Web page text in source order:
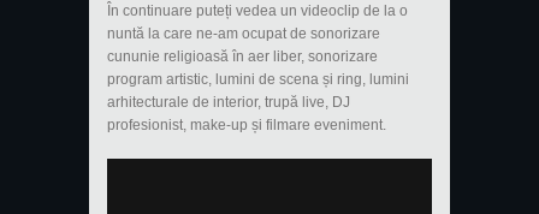
În continuare puteți vedea un videoclip de la o
nuntă la care ne-am ocupat de sonorizare
cununie religioasă în aer liber, sonorizare
program artistic, lumini de scena și ring, lumini
arhitecturale de interior, trupă live, DJ
profesionist, make-up și filmare eveniment.